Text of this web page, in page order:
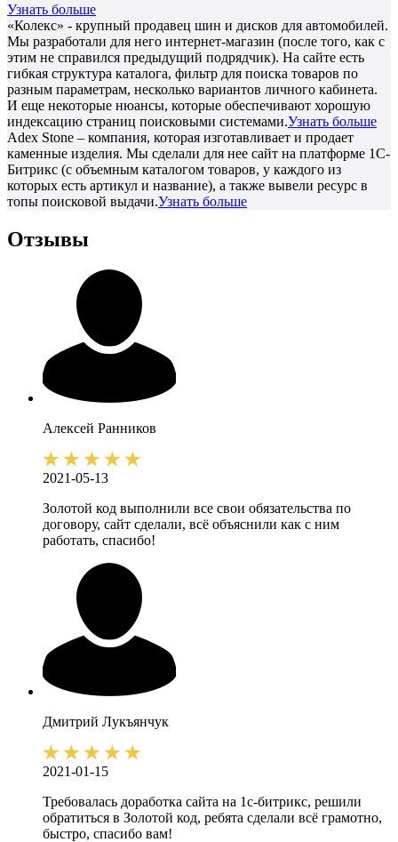
Узнать больше
«Колекс» - крупный продавец шин и дисков для автомобилей.
Мы разработали для него интернет-магазин (после того, как с
этим не справился предыдущий подрядчик). На сайте есть
гибкая структура каталога, фильтр для поиска товаров по
разным параметрам, несколько вариантов личного кабинета.
И еще некоторые нюансы, которые обеспечивают хорошую
индексацию страниц поисковыми системами.Узнать больше
Adex Stone – компания, которая изготавливает и продает
каменные изделия. Мы сделали для нее сайт на платформе 1С-
Битрикс (с объемным каталогом товаров, у каждого из
которых есть артикул и название), а также вывели ресурс в
топы поисковой выдачи.Узнать больше
Отзывы
Алексей Ранников
2021-05-13
Золотой код выполнили все свои обязательства по
договору, сайт сделали, всё объяснили как с ним
работать, спасибо!
Дмитрий Лукъянчук
2021-01-15
Требовалась доработка сайта на 1с-битрикс, решили
обратиться в Золотой код, ребята сделали всё грамотно,
быстро, спасибо вам!